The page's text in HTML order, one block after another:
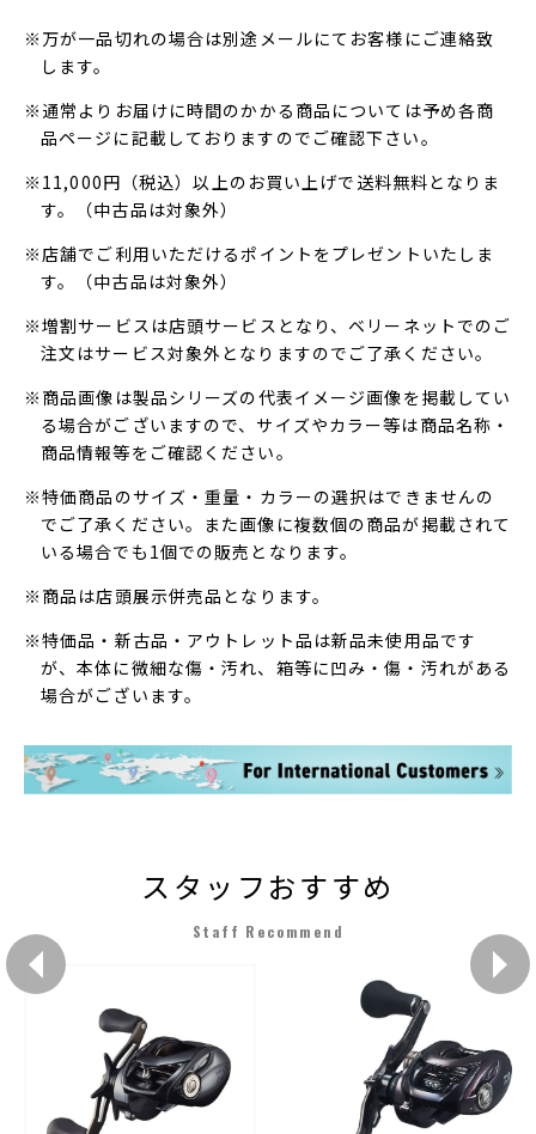
※万が一品切れの場合は別途メールにてお客様にご連絡致
します。
※通常よりお届けに時間のかかる商品については予め各商
品ページに記載しておりますのでご確認下さい。
※11,000円（税込）以上のお買い上げで送料無料となりま
す。（中古品は対象外）
※店舗でご利用いただけるポイントをプレゼントいたしま
す。（中古品は対象外）
※増割サービスは店頭サービスとなり、ベリーネットでのご
注文はサービス対象外となりますのでご了承ください。
※商品画像は製品シリーズの代表イメージ画像を掲載してい
る場合がございますので、サイズやカラー等は商品名称・
商品情報等をご確認ください。
※特価商品のサイズ・重量・カラーの選択はできませんの
でご了承ください。また画像に複数個の商品が掲載されて
いる場合でも1個での販売となります。
※商品は店頭展示併売品となります。
※特価品・新古品・アウトレット品は新品未使用品です
が、本体に微細な傷・汚れ、箱等に凹み・傷・汚れがある
場合がございます。
スタッフおすすめ
Staff Recommend